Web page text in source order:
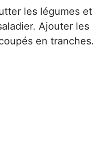
les légumes et
Ajouter les
en tranches.